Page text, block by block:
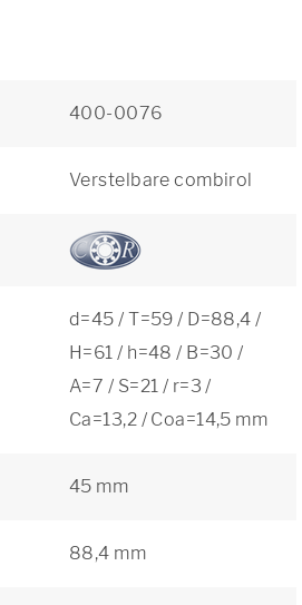
400-0076
Verstelbare combirol
d=45 / T=59 / D=88,4 /
H=61 / h=48 / B=30 /
A=7 / S=21 / r=3 /
Ca=13,2 / Coa=14,5 mm
45 mm
88,4 mm